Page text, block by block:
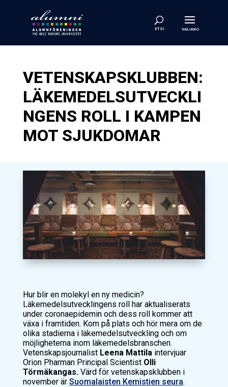
VETENSKAPSKLUBBEN:
LÄKEMEDELSUTVECKLI
NGENS ROLL I KAMPEN
MOT SJUKDOMAR
Hur blir en molekyl en ny medicin?
Läkemedelsutvecklingens roll har aktualiserats
under coronaepidemin och dess roll kommer att
växa i framtiden. Kom på plats och hör mera om de
olika stadierna i läkemedelsutveckling och om
möjligheterna inom läkemedelsbranschen.
VetenskapsjournalistLeena Mattilaintervjuar
Orion Pharman Principal ScientistOlli
Törmäkangas. Värd för vetenskapsklubben i
november är Suomalaisten Kemistien seura.